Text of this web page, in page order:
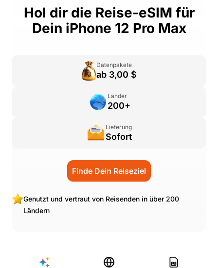
Hol dir die Reise-eSIM für
Dein iPhone 12 Pro Max
Datenpakete
ab 3,00 $
Länder
200+
Lieferung
Sofort
Finde Dein Reiseziel
Genutzt und vertraut von Reisenden in über 200
Ländern